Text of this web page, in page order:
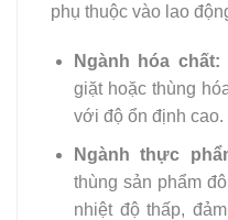
phụ thuộc vào lao
Ngành hóa chất:
giặt hoặc thùng
với độ ổn định cao.
Ngành thực
thùng sản phẩm
nhiệt độ thấp,